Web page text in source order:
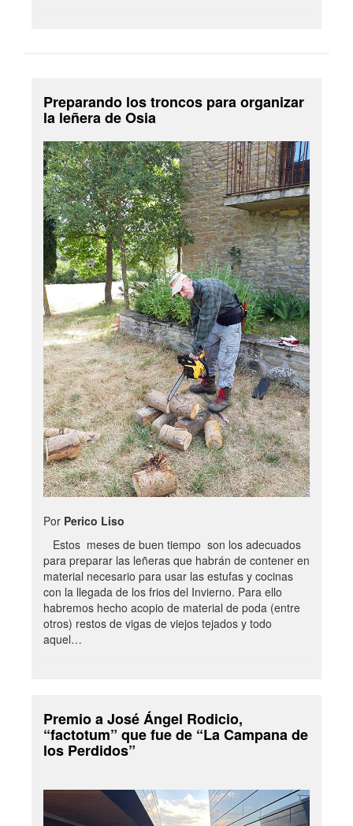
Preparando los troncos para organizar
la leñera de Osia
Por Perico Liso
Estos meses de buen tiempo son los adecuados
para preparar las leñeras que habrán de contener en
material necesario para usar las estufas y cocinas
con la llegada de los frios del Invierno. Para ello
habremos hecho acopio de material de poda (entre
otros) restos de vigas de viejos tejados y todo
aquel…
Premio a José Ángel Rodicio,
“factotum” que fue de “La Campana de
los Perdidos”